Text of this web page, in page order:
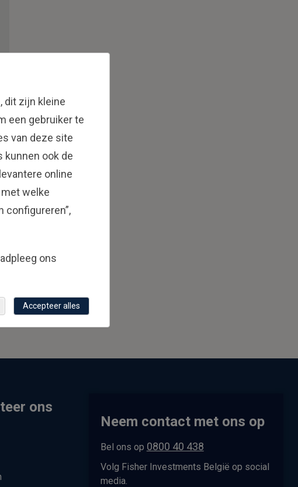
ons
Neem contact met ons op
Bel ons op 0800 40 438
Volg Fisher Investments België op social
media.
dit zijn kleine
een gebruiker te
van deze site
kunnen ook de
online
welke
configureren”,
ons
Accepteer alles